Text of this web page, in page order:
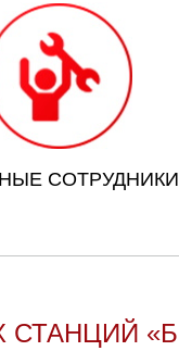
СОТРУДНИКИ